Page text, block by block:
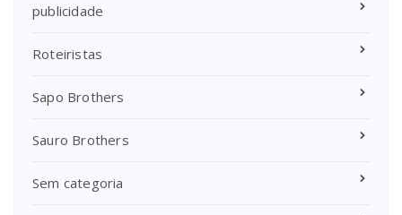
publicidade
Roteiristas
Sapo Brothers
Sauro Brothers
Sem categoria